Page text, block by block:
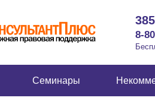
8-
Семинары